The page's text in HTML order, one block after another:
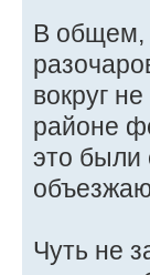
В общем,
вокруг
районе
это были
Чуть не